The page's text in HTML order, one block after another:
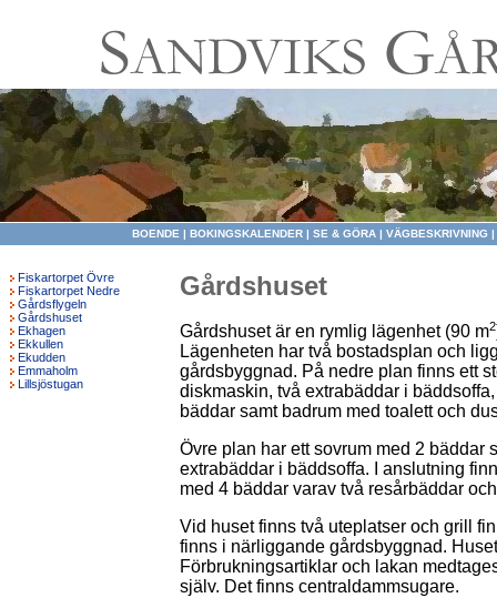
BOENDE | BOKINGSKALENDER | SE & GÖRA | VÄGBESKRIVNING |
Fiskartorpet Övre
Fiskartorpet Nedre
Gårdsflygeln
Gårdshuset
Ekhagen
Ekkullen
Ekudden
Emmaholm
Lillsjöstugan
Gårdshuset
Gårdshuset är en rymlig lägenhet (90 m2
Lägenheten har två bostadsplan och
gårdsbyggnad. På nedre plan finns ett
diskmaskin, två extrabäddar i
bäddar samt badrum med toalett och
Övre plan har ett sovrum med 2 bäddar
extrabäddar i bäddsoffa. I anslutning
med 4 bäddar varav två resårbäddar
Vid huset finns två uteplatser och grill
finns i närliggande gårdsbyggnad.
Förbrukningsartiklar och lakan
själv. Det finns centraldammsugare.